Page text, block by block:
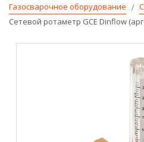
Газосварочное оборудование
Сетевой ротаметр GCE Dinflow